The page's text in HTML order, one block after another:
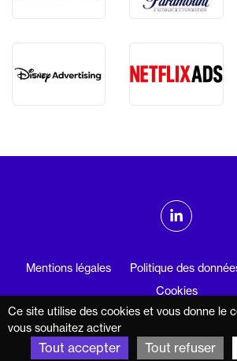
ADMTV sur les réseaux sociaux
Linkedin
Mentions légales
Politique des
Cookies
© 2025 — ADMTV
Ce site utilise des cookies et vous donne le
vous souhaitez activer
Tout accepter Tout refuser